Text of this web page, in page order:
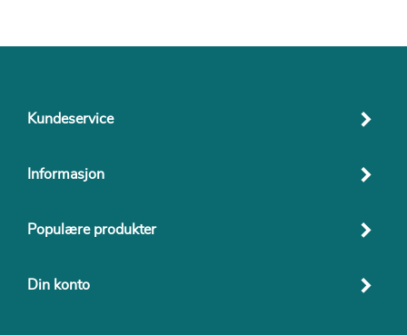
Kundeservice
Informasjon
Populære produkter
Din konto